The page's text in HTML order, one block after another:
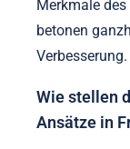
Geist-
Atemarbeit,
Diese
Psychologie,
emotionale